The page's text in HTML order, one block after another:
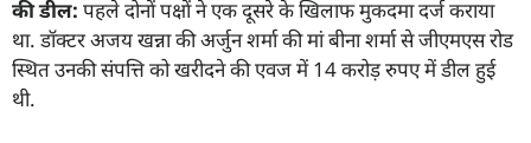
की डील: पहले दोनों पक्षों ने एक दूसरे के खिलाफ मुकदमा दर्ज कराया
था. डॉक्टर अजय खन्ना की अर्जुन शर्मा की मां बीना शर्मा से जीएमएस रोड
स्थित उनकी संपत्ति को खरीदने की एवज में 14 करोड़ रुपए में डील हुई
थी.